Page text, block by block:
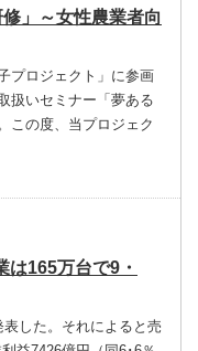
」～女性農業者向
プロジェクト」に参画
扱いセミナー「夢ある
この度、当プロジェク
165万台で9・
した。それによると売